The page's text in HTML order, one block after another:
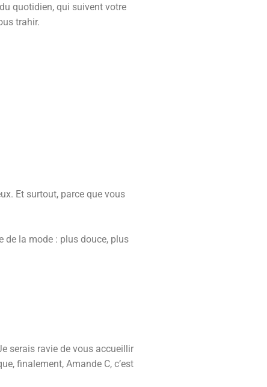
quotidien, qui suivent votre
trahir.
Et surtout, parce que vous
de la mode : plus douce, plus
serais ravie de vous accueillir
finalement, Amande C, c’est